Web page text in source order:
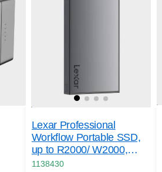
Lexar Professional
Workflow Portable SSD,
up to R2000/ W2000,
IP68, 4 TB
1138430